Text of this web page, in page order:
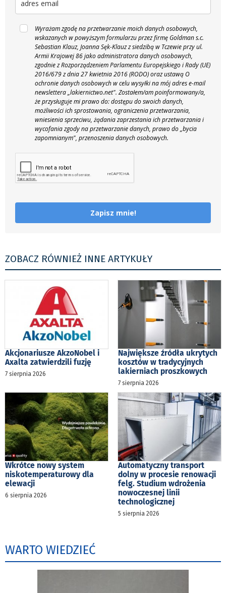
Wyrażam zgodę na przetwarzanie moich danych osobowych,
wskazanych w powyższym formularzu przez firmę Goldman s.c.
Sebastian Klauz, Joanna Sęk-Klauz z siedzibą w Tczewie przy ul.
Armii Krajowej 86 jako administratora danych osobowych,
zgodnie z Rozporządzeniem Parlamentu Europejskiego i Rady (UE)
2016/679 z dnia 27 kwietnia 2016 (RODO) oraz ustawą O
ochronie danych osobowych w celu wysyłki na mój adres e-mail
newslettera „lakiernictwo.net". Zostałem/am poinformowany/a,
że przysługuje mi prawo do: dostępu do swoich danych,
możliwości ich sprostowania, ograniczenia przetwarzania,
wniesienia sprzeciwu, żądania zaprzestania ich przetwarzania i
wycofania zgody na przetwarzanie danych, prawo do „bycia
zapomnianym", przenoszenia danych osobowych.
Zapisz mnie!
ZOBACZ RÓWNIEŻ INNE ARTYKUŁY
Akcjonariusze AkzoNobel i
Axalta zatwierdzili fuzję
7 sierpnia 2026
Największe źródła ukrytych
kosztów w tradycyjnych
lakierniach proszkowych
7 sierpnia 2026
Wkrótce nowy system
niskotemperaturowy dla
elewacji
6 sierpnia 2026
Automatyczny transport
dolny w procesie renowacji
felg. Studium wdrożenia
nowoczesnej linii
technologicznej
5 sierpnia 2026
WARTO WIEDZIEĆ